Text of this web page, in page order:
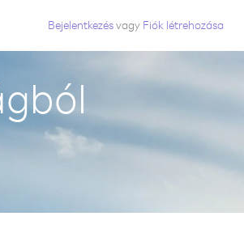
Bejelentkezésvagy Fiók létrehozása